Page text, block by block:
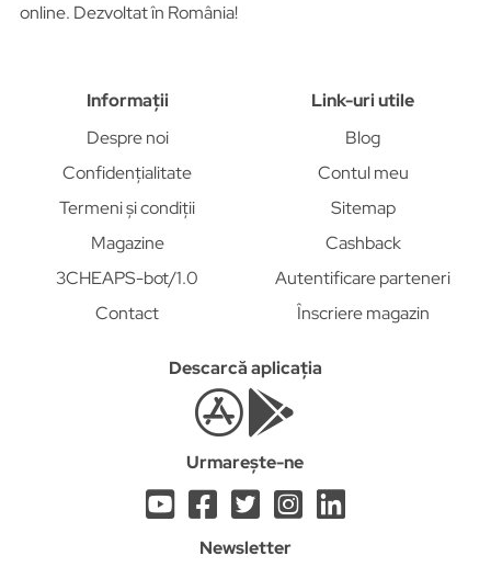
online. Dezvoltat în România!
Informații
Despre noi
Confidențialitate
Termeni și condiții
Magazine
3CHEAPS-bot/1.0
Contact
Link-uri utile
Blog
Contul meu
Sitemap
Cashback
Autentificare parteneri
Înscriere magazin
Descarcă aplicația
Urmarește-ne
Newsletter